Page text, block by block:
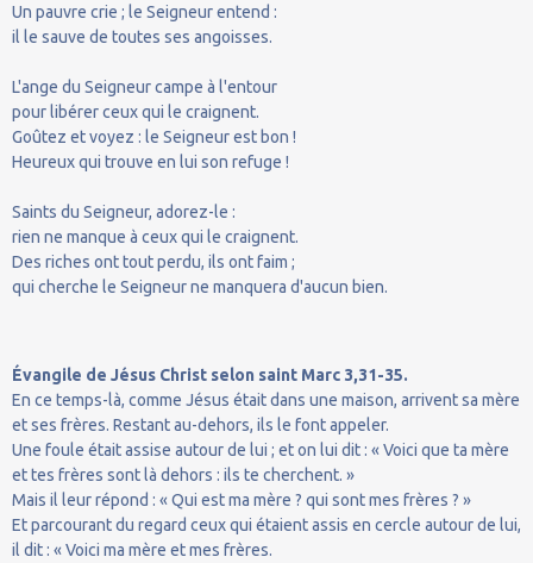
Un pauvre crie ; le Seigneur entend :
il le sauve de toutes ses angoisses.
L'ange du Seigneur campe à l'entour
pour libérer ceux qui le craignent.
Goûtez et voyez : le Seigneur est bon !
Heureux qui trouve en lui son refuge !
Saints du Seigneur, adorez-le :
rien ne manque à ceux qui le craignent.
Des riches ont tout perdu, ils ont faim ;
qui cherche le Seigneur ne manquera d'aucun bien.
Évangile de Jésus Christ selon saint Marc 3,31-35.
En ce temps-là, comme Jésus était dans une maison, arrivent sa mère
et ses frères. Restant au-dehors, ils le font appeler.
Une foule était assise autour de lui ; et on lui dit : « Voici que ta mère
et tes frères sont là dehors : ils te cherchent. »
Mais il leur répond : « Qui est ma mère ? qui sont mes frères ? »
Et parcourant du regard ceux qui étaient assis en cercle autour de lui,
il dit : « Voici ma mère et mes frères.